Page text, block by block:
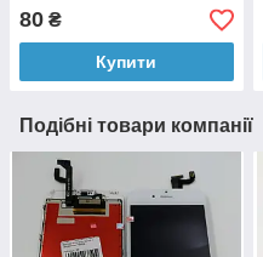
80 ₴
Купити
Подібні товари компанії